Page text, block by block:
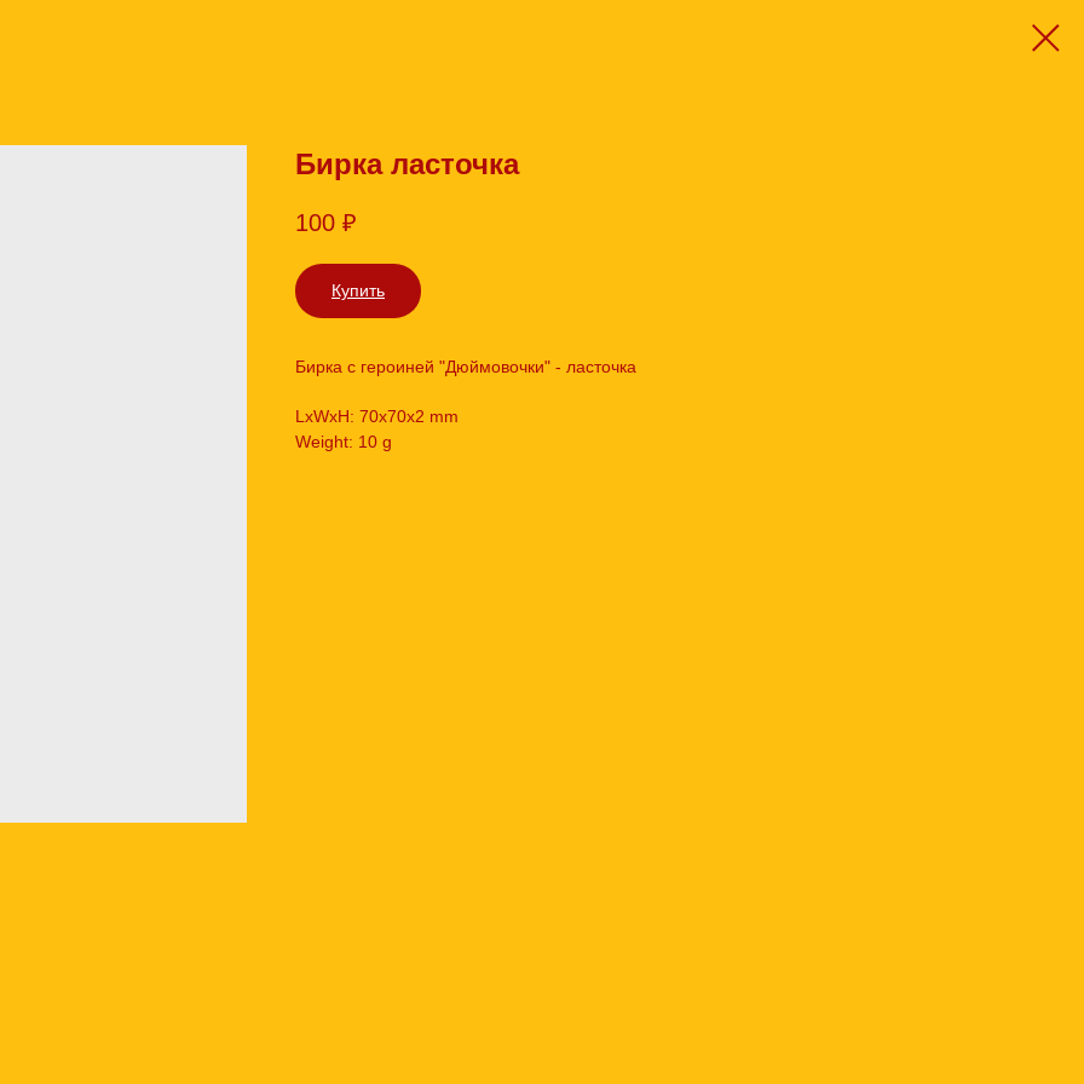
Бирка ласточка
100 ₽
Купить
Бирка с героиней "Дюймовочки" - ласточка
LxWxH: 70x70x2 mm
Weight: 10 g